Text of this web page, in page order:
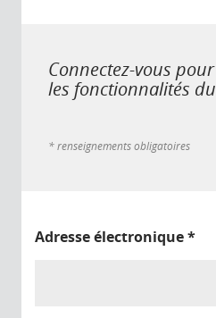
Connectez-vous
les fonctionnalités
* renseignements obligatoires
Adresse électronique*